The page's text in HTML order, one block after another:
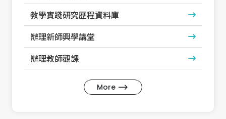
教學實踐研究歷程資料庫
辦理新師興學講堂
辦理教師觀課
More